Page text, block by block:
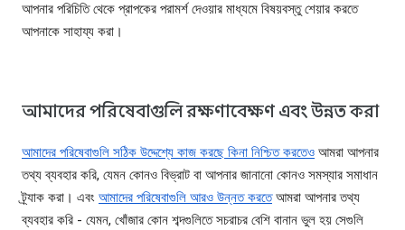
আপনার পরিচিতি থেকে প্রাপকের পরামর্শ দেওয়ার মাধ্যমে বিষয়বস্তু শেয়ার করতে
আপনাকে সাহায্য করা।
আমাদের পরিষেবাগুলি রক্ষণাবেক্ষণ এবং উন্নত করা
আমাদের পরিষেবাগুলি সঠিক উদ্দেশ্যে কাজ করছে কিনা নিশ্চিত করতেও আমরা আপনার
তথ্য ব্যবহার করি, যেমন কোনও বিভ্রাট বা আপনার জানানো কোনও সমস্যার সমাধান
ট্র্যাক করা। এবং আমাদের পরিষেবাগুলি আরও উন্নত করতেআমরা আপনার তথ্য
ব্যবহার করি - যেমন, খোঁজার কোন শব্দগুলিতে সচরাচর বেশি বানান ভুল হয় সেগুলি